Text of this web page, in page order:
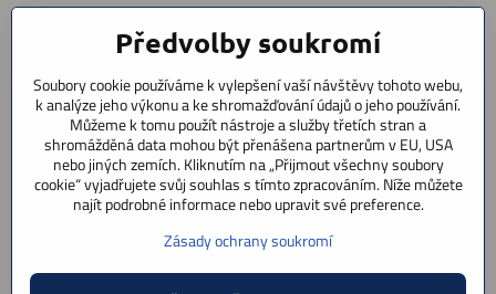
CYCLESTAR s​.r​.o​.
Praha 5 Radotín
153 00
+420 602 856 404
+420 723 603 807
servis
info​@cyclestar​.cz
Předvolby soukromí
Soubory cookie používáme k vylepšení vaší návštěvy tohoto webu,
k analýze jeho výkonu a ke shromažďování údajů o jeho používání.
Můžeme k tomu použít nástroje a služby třetích stran a
shromážděná data mohou být přenášena partnerům v EU, USA
nebo jiných zemích. Kliknutím na „Přijmout všechny soubory
cookie“ vyjadřujete svůj souhlas s tímto zpracováním. Níže můžete
najít podrobné informace nebo upravit své preference.
Zásady ochrany soukromí